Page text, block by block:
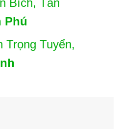
Phú
Trọng Tuyển,